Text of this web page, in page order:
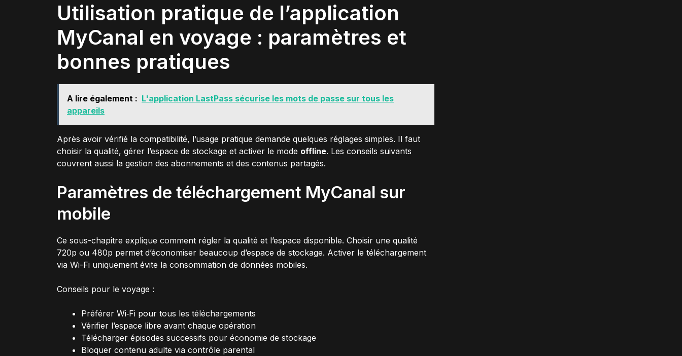
Utilisation pratique de l’application
MyCanal en voyage : paramètres et
bonnes pratiques
A lire également : L'application LastPass sécurise les mots de passe sur tous les
appareils
Après avoir vérifié la compatibilité, l’usage pratique demande quelques réglages simples. Il faut
choisir la qualité, gérer l’espace de stockage et activer le mode offline. Les conseils suivants
couvrent aussi la gestion des abonnements et des contenus partagés.
Paramètres de téléchargement MyCanal sur
mobile
Ce sous-chapitre explique comment régler la qualité et l’espace disponible. Choisir une qualité
720p ou 480p permet d’économiser beaucoup d’espace de stockage. Activer le téléchargement
via Wi-Fi uniquement évite la consommation de données mobiles.
Conseils pour le voyage :
Préférer Wi‑Fi pour tous les téléchargements
Vérifier l’espace libre avant chaque opération
Télécharger épisodes successifs pour économie de stockage
Bloquer contenu adulte via contrôle parental